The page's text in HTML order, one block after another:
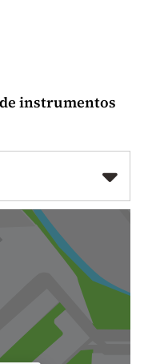
instrumentos